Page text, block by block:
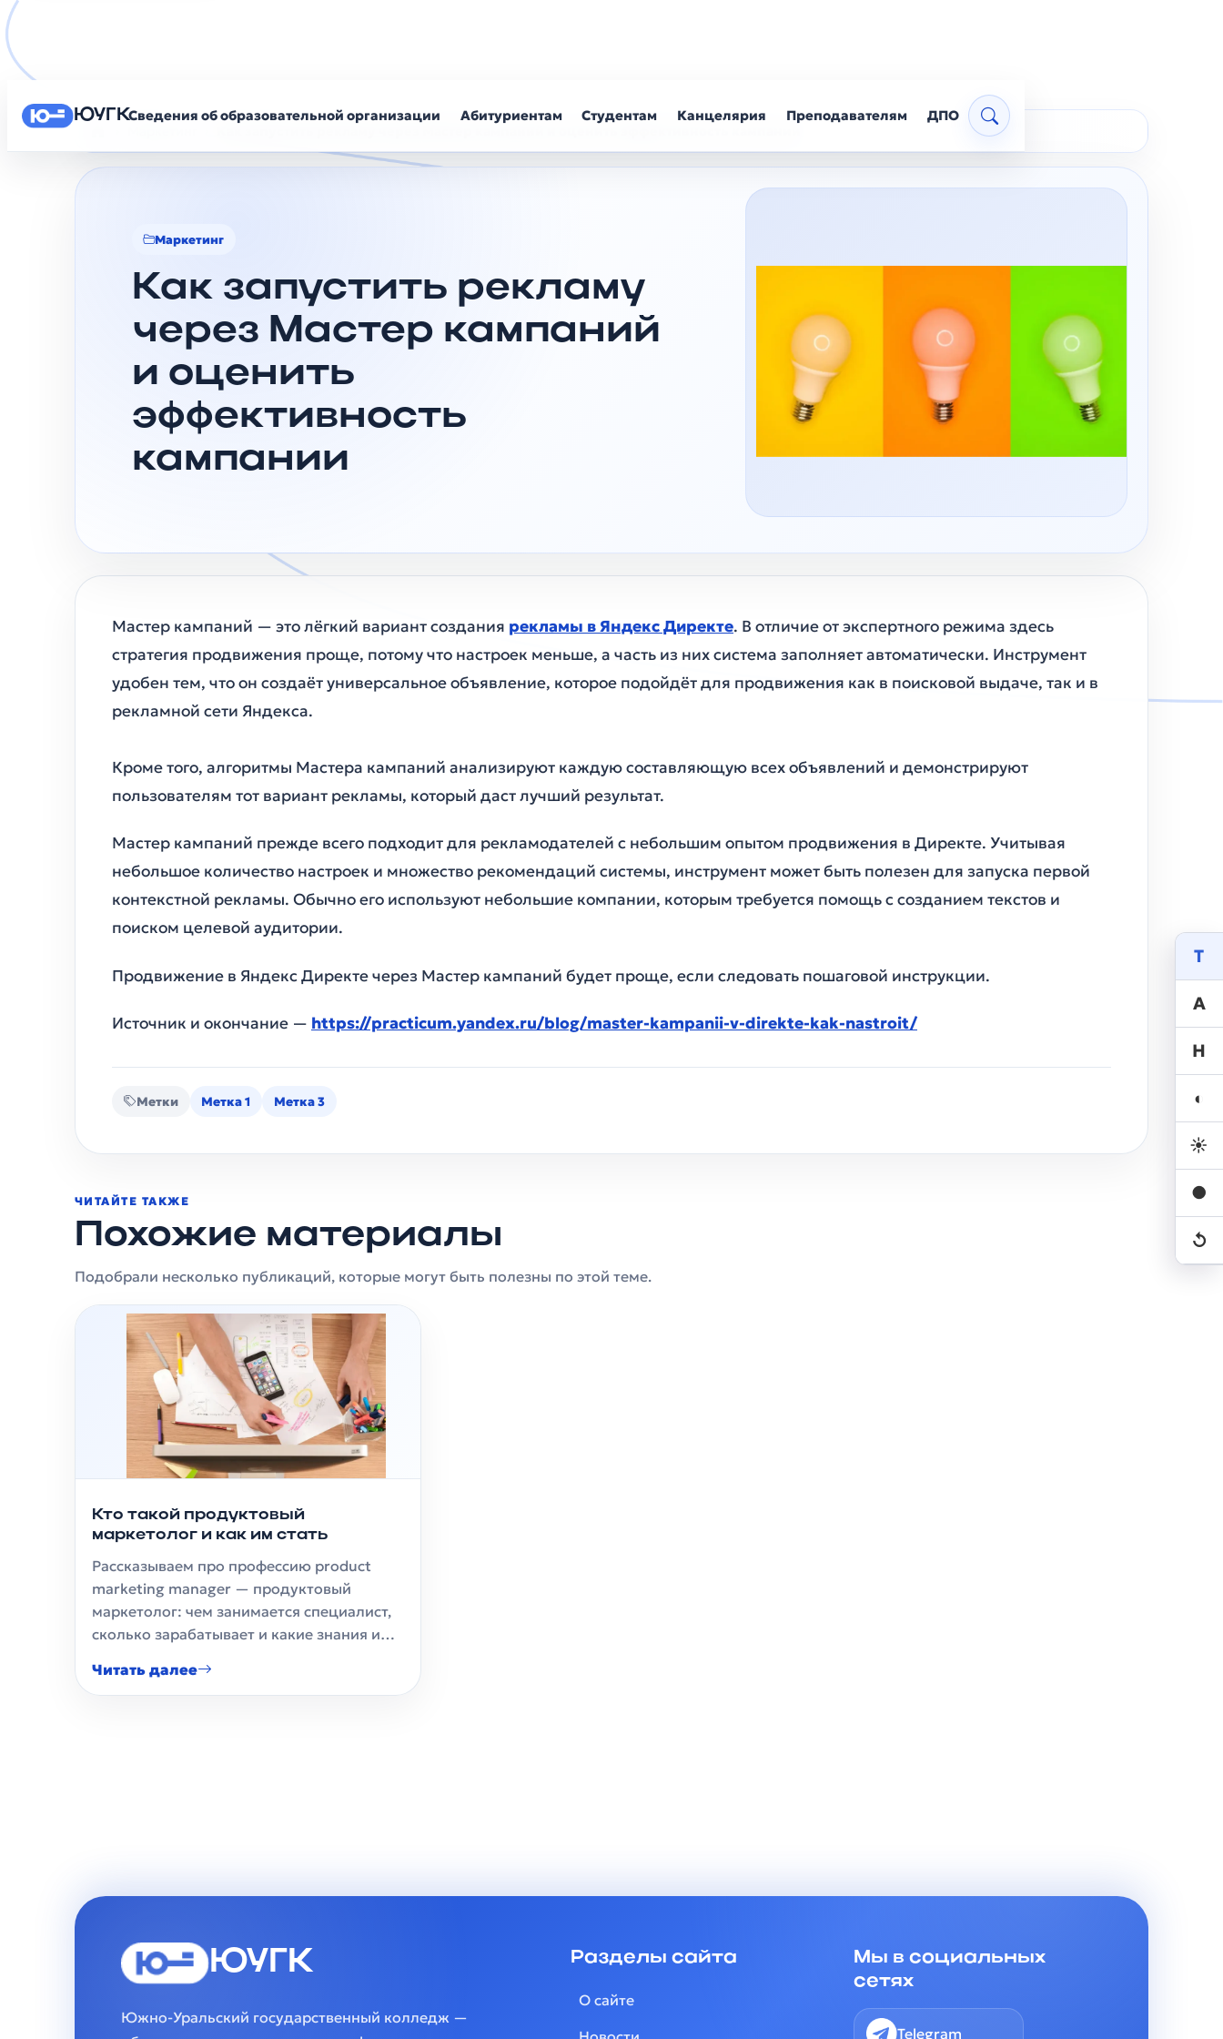
ЮУГКСведения об образовательной организации Абитуриентам Студентам Канцелярия Преподавателям ДПО Поиск
Маркетинг
Как запустить рекламу
через Мастер кампаний
и оценить
эффективность
кампании
Мастер кампаний — это лёгкий вариант создания рекламы в Яндекс Директе. В отличие от экспертного режима здесь
стратегия продвижения проще, потому что настроек меньше, а часть из них система заполняет автоматически. Инструмент
удобен тем, что он создаёт универсальное объявление, которое подойдёт для продвижения как в поисковой выдаче, так и в
рекламной сети Яндекса.
Кроме того, алгоритмы Мастера кампаний анализируют каждую составляющую всех объявлений и демонстрируют
пользователям тот вариант рекламы, который даст лучший результат.
Мастер кампаний прежде всего подходит для рекламодателей с небольшим опытом продвижения в Директе. Учитывая
небольшое количество настроек и множество рекомендаций системы, инструмент может быть полезен для запуска первой
контекстной рекламы. Обычно его используют небольшие компании, которым требуется помощь с созданием текстов и
поиском целевой аудитории.
Продвижение в Яндекс Директе через Мастер кампаний будет проще, если следовать пошаговой инструкции.
Источник и окончание — https://practicum.yandex.ru/blog/master-kampanii-v-direkte-kak-nastroit/
Метки Метка 1 Метка 3
ЧИТАЙТЕ ТАКЖЕ
Похожие материалы
Подобрали несколько публикаций, которые могут быть полезны по этой теме.
Кто такой продуктовый
маркетолог и как им стать
Рассказываем про профессию product
marketing manager — продуктовый
маркетолог: чем занимается специалист,
сколько зарабатывает и какие знания и…
Читать далее
ЮУГК
Южно-Уральский государственный колледж —
Разделы сайта
О сайте
Мы в социальных
сетях
Telegram